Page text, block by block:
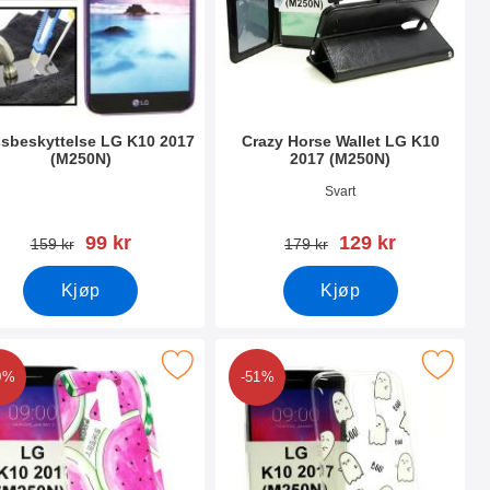
LG K10 2017
(M250N)
gammel pris
159 kr ny pris
99 kr
Kjøp
Crazy Horse Wallet LG K10
2017 (M250N)
Varenummer 22211
Svart
gammel pris
179 kr ny pris
129 kr
Kjøp
som favoritt
Designdeksel LG K10 2017 (M250N) som favoritt
-51%
Merk tPU Designdeksel LG K10